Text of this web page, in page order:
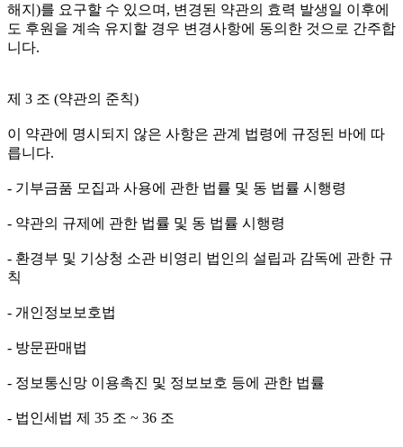
해지)를 요구할 수 있으며, 변경된 약관의 효력 발생일 이후에
도 후원을 계속 유지할 경우 변경사항에 동의한 것으로 간주합
니다.
제 3 조 (약관의 준칙)
이 약관에 명시되지 않은 사항은 관계 법령에 규정된 바에 따
릅니다.
- 기부금품 모집과 사용에 관한 법률 및 동 법률 시행령
- 약관의 규제에 관한 법률 및 동 법률 시행령
- 환경부 및 기상청 소관 비영리 법인의 설립과 감독에 관한 규
칙
- 개인정보보호법
- 방문판매법
- 정보통신망 이용촉진 및 정보보호 등에 관한 법률
- 법인세법 제 35 조 ~ 36 조